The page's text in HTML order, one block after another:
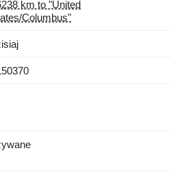
km to "United
Columbus"